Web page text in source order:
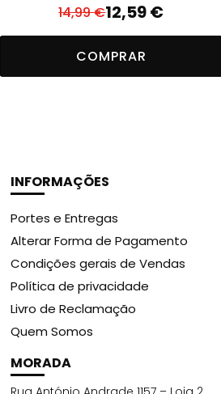
14,99€ O
preço
original
era:
12,59€
O
preço
atual
é:
COMPRAR
INFORMAÇÕES
Portes e Entregas
Alterar Forma de Pagamento
Condições gerais de Vendas
Política de privacidade
Livro de Reclamação
Quem Somos
MORADA